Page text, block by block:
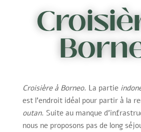
Croisière à Borneo. La partie
est l’endroit idéal pour partir à la
outan. Suite au manque
nous ne proposons pas de long